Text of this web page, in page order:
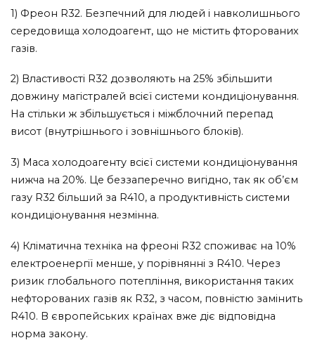
1) Фреон R32. Безпечний для людей і навколишнього
середовища холодоагент, що не містить фторованих
газів.
2) Властивості R32 дозволяють на 25% збільшити
довжину магістралей всієї системи кондиціонування.
На стільки ж збільшується і міжблочний перепад
висот (внутрішнього і зовнішнього блоків).
3) Маса холодоагенту всієї системи кондиціонування
нижча на 20%. Це беззаперечно вигідно, так як об’єм
газу R32 більший за R410, а продуктивність системи
кондиціонування незмінна.
4) Кліматична техніка на фреоні R32 споживає на 10%
електроенергії менше, у порівнянні з R410. Через
ризик глобального потепління, використання таких
нефторованих газів як R32, з часом, повністю замінить
R410. В європейських країнах вже діє відповідна
норма закону.